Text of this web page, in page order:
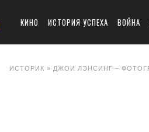
КИНО ИСТОРИЯ УСПЕХА ВОЙНА
ИСТОРИК » ДЖОИ ЛЭНСИНГ –